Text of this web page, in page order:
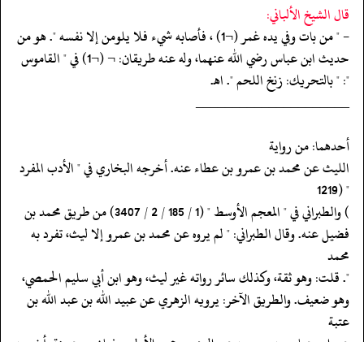
قال الشيخ الألباني:
- " من بات وفي يده غمر (¬1) ، فأصابه شيء فلا يلومن إلا نفسه ". هو من
حديث ابن عباس رضي الله عنهما، وله عنه طريقان: ¬ (¬1) في " القاموس
": " بالتحريك: زنخ اللحم ". اهـ.
‏‏‏‏_____________________
‏‏‏‏أحدهما: من رواية
‏‏‏‏الليث عن محمد بن عمرو بن عطاء عنه. أخرجه البخاري في " الأدب المفرد
" (1219
‏‏‏‏) والطبراني في " المعجم الأوسط " (1 / 185 / 2 / 3407) من طريق محمد بن
‏‏‏‏فضيل عنه. وقال الطبراني: " لم يروه عن محمد بن عمرو إلا ليث، تفرد به
محمد
‏‏‏‏". قلت: وهو ثقة، وكذلك سائر رواته غير ليث، وهو ابن أبي سليم الحمصي،
‏‏‏‏وهو ضعيف. والطريق الآخر: يرويه الزهري عن عبيد الله بن عبد الله بن
عتبة